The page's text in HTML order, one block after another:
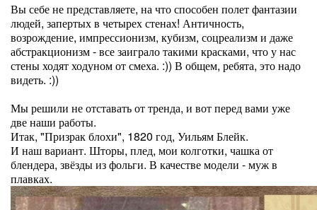
Вы себе не представляете, на что способен полет фантазии
людей, запертых в четырех стенах! Античность,
возрождение, импрессионизм, кубизм, соцреализм и даже
абстракционизм - все заиграло такими красками, что у нас
стены ходят ходуном от смеха. :)) В общем, ребята, это надо
видеть. :))
Мы решили не отставать от тренда, и вот перед вами уже
две наши работы.
Итак, "Призрак блохи", 1820 год, Уильям Блейк.
И наш вариант. Шторы, плед, мои колготки, чашка от
блендера, звёзды из фольги. В качестве модели - муж в
плавках.